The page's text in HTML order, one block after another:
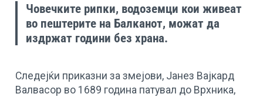
Човечките рипки, водоземци кои живеат
во пештерите на Балканот, можат да
издржат години без храна.
Следејќи приказни за змејови, Јанез Вајкард
Валвасор во 1689 година патувал до Врхника,